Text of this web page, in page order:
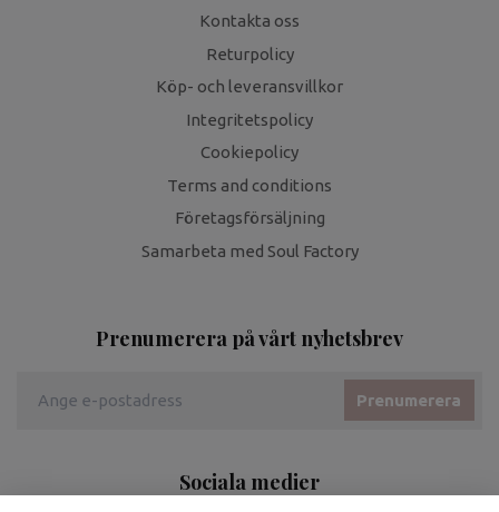
Kontakta oss
Returpolicy
Köp- och leveransvillkor
Integritetspolicy
Cookiepolicy
Terms and conditions
Företagsförsäljning
Samarbeta med Soul Factory
Prenumerera på vårt nyhetsbrev
Prenumerera
Sociala medier